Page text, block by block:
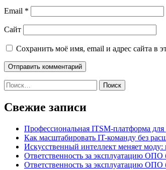
Email *
Сайт
Сохранить моё имя, email и адрес сайта в
Найти:
Свежие записи
Профессиональная ITSM-платформа
Как масштабировать IT-команду без
Искусственный интеллект меняет
Ответственность за эксплуатацию
Ответственность за эксплуатацию